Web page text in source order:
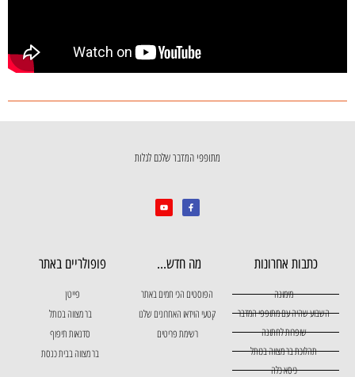
מתופפי המדבר שלכם לגלות
כתבות אחרונות
מימונה
השבוע שהיה עם מתופפי המדבר
שופרות לחתונה
תהלוכת בר מצווה בכותל
כיסא כלה
מה חדש...
הפוסטים הכי חמים באתר
קטעי הוידאו האחרונים שלנו
רשימת פריטים
פופולריים באתר
פייטן
בר מצווה בכותל
סדנאות תיפוף
בר מצווה בבית כנסת